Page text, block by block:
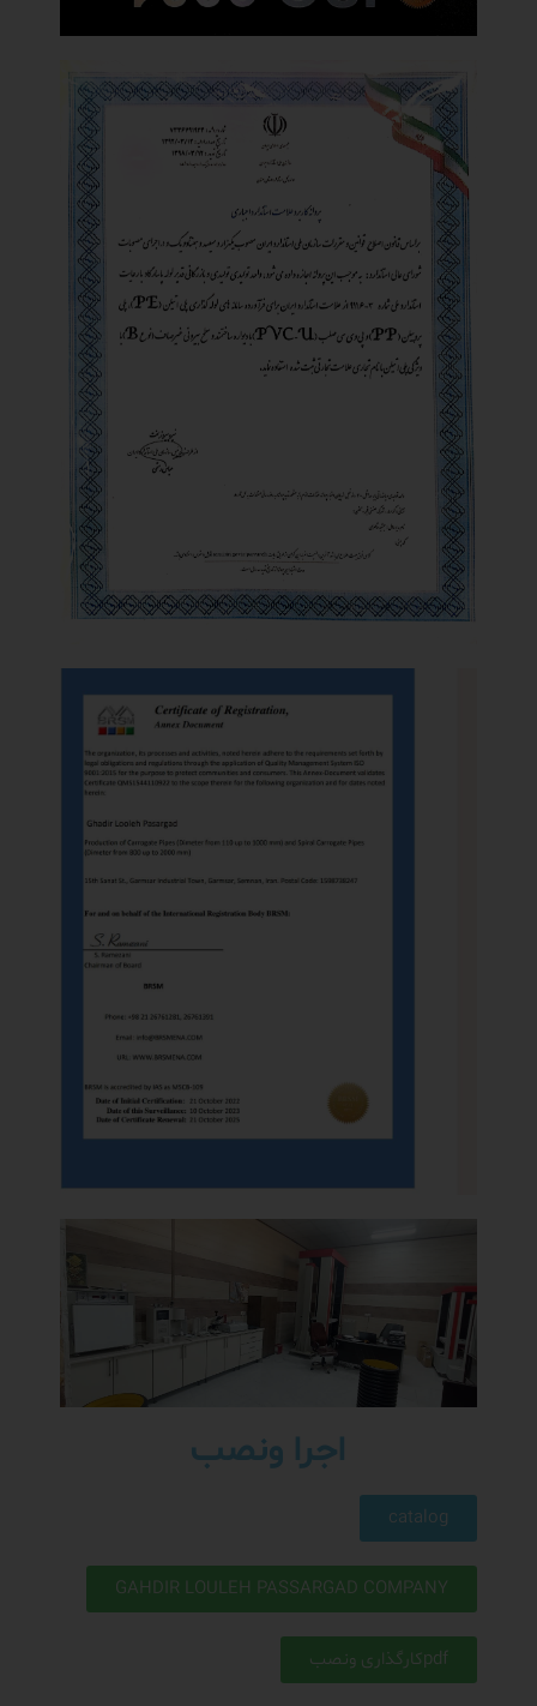
اجرا ونصب
catalog
GAHDIR LOULEH PASSARGAD COMPANY
pdfکارگذاری ونصب